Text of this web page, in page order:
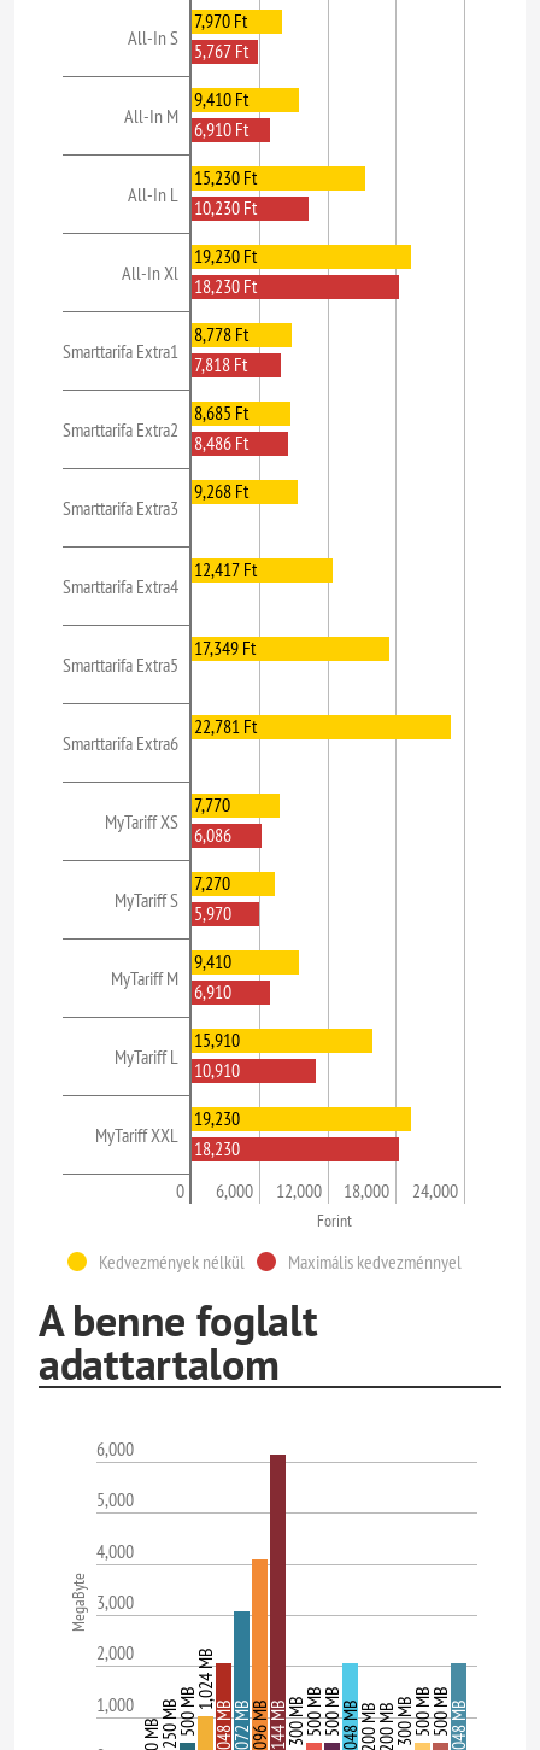
All-In S
All-In M
All-In L
All-In Xl
Smarttarifa Extra1
Smarttarifa Extra2
Smarttarifa Extra3
Smarttarifa Extra4
Smarttarifa Extra5
Smarttarifa Extra6
MyTariff XS
MyTariff S
MyTariff M
MyTariff L
MyTariff XXL
0 6,000 12,000 18,000 24,000
7,970 Ft
5,767 Ft
9,410 Ft
6,910 Ft
15,230 Ft
10,230 Ft
19,230 Ft
18,230 Ft
8,778 Ft
7,818 Ft
8,685 Ft
8,486 Ft
9,268 Ft
12,417 Ft
17,349 Ft
22,781 Ft
7,770
6,086
7,270
5,970
9,410
6,910
15,910
10,910
19,230
18,230
Forint
Kedvezmények nélkül Maximális kedvezménnyel
A benne foglalt
adattartalom
6,000
5,000
4,000
3,000
2,000
1,000
50 MB250 MB500 MB
1,024 MB
2,048 MB3,072 MB4,096 MB6,144 MB300 MB500 MB500 MB2,048 MB200 MB200 MB300 MB500 MB500 MB2,048 MB
MegaByte